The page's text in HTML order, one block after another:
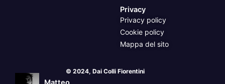
Privacy
Privacy policy
Cookie policy
Mappa del sito
© 2024, Dai Colli Fiorentini